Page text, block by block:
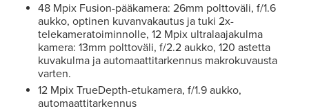
48 Mpix Fusion-pääkamera: 26mm polttoväli, f/1.6
aukko, optinen kuvanvakautus ja tuki 2x-
telekameratoiminnolle, 12 Mpix ultralaajakulma
kamera: 13mm polttoväli, f/2.2 aukko, 120 astetta
kuvakulma ja automaattitarkennus makrokuvausta
varten.
12 Mpix TrueDepth-etukamera, f/1.9 aukko,
automaattitarkennus